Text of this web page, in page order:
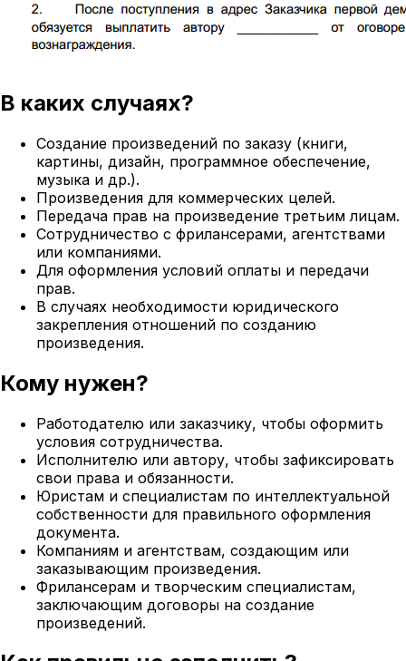
В каких случаях?
Создание произведений по заказу (книги,
картины, дизайн, программное обеспечение,
музыка и др.).
Произведения для коммерческих целей.
Передача прав на произведение третьим лицам.
Сотрудничество с фрилансерами, агентствами
или компаниями.
Для оформления условий оплаты и передачи
прав.
В случаях необходимости юридического
закрепления отношений по созданию
произведения.
Кому нужен?
Работодателю или заказчику, чтобы оформить
условия сотрудничества.
Исполнителю или автору, чтобы зафиксировать
свои права и обязанности.
Юристам и специалистам по интеллектуальной
собственности для правильного оформления
документа.
Компаниям и агентствам, создающим или
заказывающим произведения.
Фрилансерам и творческим специалистам,
заключающим договоры на создание
произведений.